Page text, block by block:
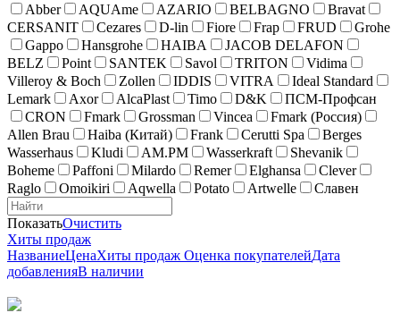
Abber
AQUAme AZARIO BELBAGNO
Bravat
CERSANIT
Cezares D-lin Fiore Frap FRUD
Grohe
Gappo
Hansgrohe HAIBA
JACOB DELAFON
BELZ
Point SANTEK Savol TRITON
Vidima
Villeroy & Boch
Zollen IDDIS VITRA
Ideal Standard
Lemark
Axor AlcaPlast Timo D&K
ПСМ-Профсан
CRON
Fmark Grossman Vincea
Fmark (Россия)
Allen Brau
Haiba (Китай) Frank Cerutti Spa
Berges
Wasserhaus
Kludi AM.PM Wasserkraft
Shevanik
Boheme
Paffoni Milardo Remer Elghansa
Clever
Raglo
Omoikiri Aqwella Potato Artwelle Славен
ПоказатьОчистить
Хиты продаж
НазваниеЦенаХиты продаж Оценка покупателейДата
добавленияВ наличии